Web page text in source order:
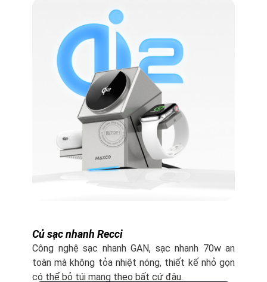
Củ sạc nhanh Recci
Công nghệ sạc nhanh GAN, sạc nhanh 70w an
toàn mà không tỏa nhiệt nóng, thiết kế nhỏ gọn
có thể bỏ túi mang theo bất cứ đâu.